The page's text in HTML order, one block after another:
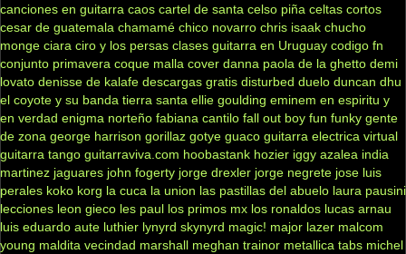
canciones en guitarra caos cartel de santa celso piña celtas cortos
cesar de guatemala chamamé chico novarro chris isaak chucho
monge ciara ciro y los persas clases guitarra en Uruguay codigo fn
conjunto primavera coque malla cover danna paola de la ghetto demi
lovato denisse de kalafe descargas gratis disturbed duelo duncan dhu
el coyote y su banda tierra santa ellie goulding eminem en espiritu y
en verdad enigma norteño fabiana cantilo fall out boy fun funky gente
de zona george harrison gorillaz gotye guaco guitarra electrica virtual
guitarra tango guitarraviva.com hoobastank hozier iggy azalea india
martinez jaguares john fogerty jorge drexler jorge negrete jose luis
perales koko korg la cuca la union las pastillas del abuelo laura pausini
lecciones leon gieco les paul los primos mx los ronaldos lucas arnau
luis eduardo aute luthier lynyrd skynyrd magic! major lazer malcom
young maldita vecindad marshall meghan trainor metallica tabs michel